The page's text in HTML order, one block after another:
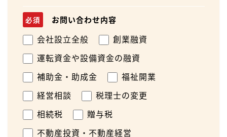
必須 お問い合わせ内容
会社設立全般
創業融資
運転資金や設備資金の融資
補助金・助成金
福祉開業
経営相談
税理士の変更
相続税
贈与税
不動産投資・不動産経営